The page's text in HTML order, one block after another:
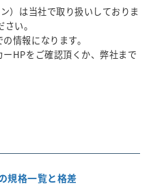
）は当社で取り扱いしておりま
さい。
情報になります。
HPをご確認頂くか、弊社まで
規格一覧と格差